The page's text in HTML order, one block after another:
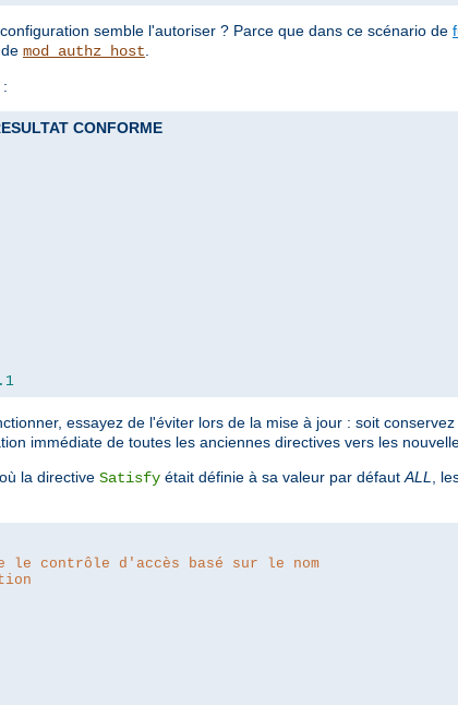
semble l'autoriser ? Parce que dans ce scénario de
mod_authz_host.
CONFORME
essayez de l'éviter lors de la mise à jour : soit
immédiate de toutes les anciennes directives vers les
la directive Satisfy était définie à sa valeur par défautALL,
contrôle d'accès basé sur le nom